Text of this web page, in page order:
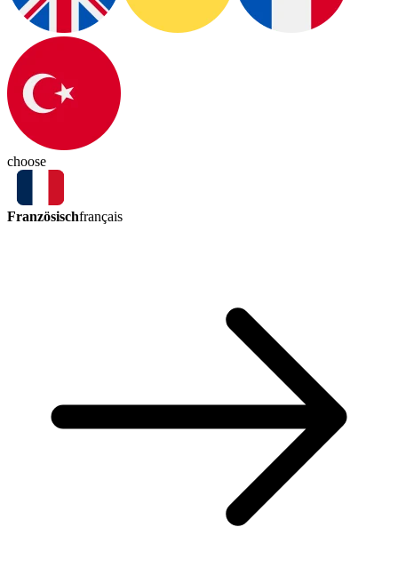
choose
Französischfrançais